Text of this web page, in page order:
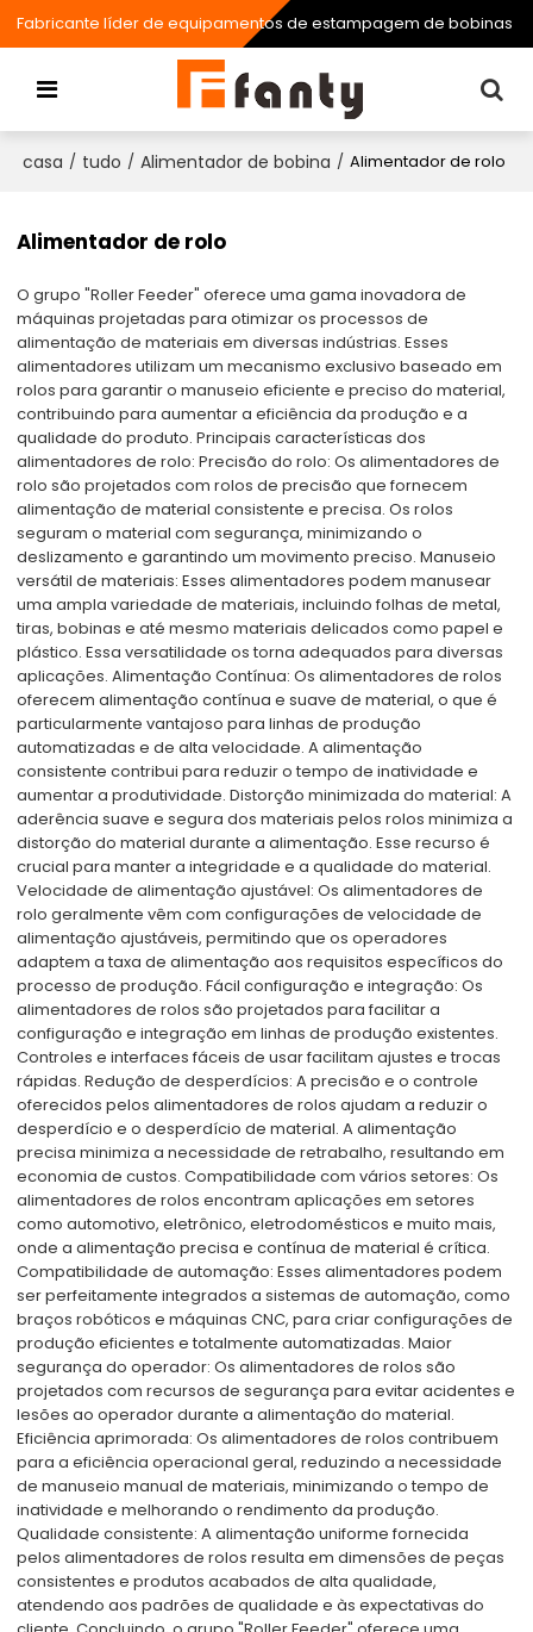
Fabricante líder de equipamentos de estampagem de bobinas
casa / tudo / Alimentador de bobina / Alimentador de rolo
Alimentador de rolo
O grupo "Roller Feeder" oferece uma gama inovadora de
máquinas projetadas para otimizar os processos de
alimentação de materiais em diversas indústrias. Esses
alimentadores utilizam um mecanismo exclusivo baseado em
rolos para garantir o manuseio eficiente e preciso do material,
contribuindo para aumentar a eficiência da produção e a
qualidade do produto. Principais características dos
alimentadores de rolo: Precisão do rolo: Os alimentadores de
rolo são projetados com rolos de precisão que fornecem
alimentação de material consistente e precisa. Os rolos
seguram o material com segurança, minimizando o
deslizamento e garantindo um movimento preciso. Manuseio
versátil de materiais: Esses alimentadores podem manusear
uma ampla variedade de materiais, incluindo folhas de metal,
tiras, bobinas e até mesmo materiais delicados como papel e
plástico. Essa versatilidade os torna adequados para diversas
aplicações. Alimentação Contínua: Os alimentadores de rolos
oferecem alimentação contínua e suave de material, o que é
particularmente vantajoso para linhas de produção
automatizadas e de alta velocidade. A alimentação
consistente contribui para reduzir o tempo de inatividade e
aumentar a produtividade. Distorção minimizada do material: A
aderência suave e segura dos materiais pelos rolos minimiza a
distorção do material durante a alimentação. Esse recurso é
crucial para manter a integridade e a qualidade do material.
Velocidade de alimentação ajustável: Os alimentadores de
rolo geralmente vêm com configurações de velocidade de
alimentação ajustáveis, permitindo que os operadores
adaptem a taxa de alimentação aos requisitos específicos do
processo de produção. Fácil configuração e integração: Os
alimentadores de rolos são projetados para facilitar a
configuração e integração em linhas de produção existentes.
Controles e interfaces fáceis de usar facilitam ajustes e trocas
rápidas. Redução de desperdícios: A precisão e o controle
oferecidos pelos alimentadores de rolos ajudam a reduzir o
desperdício e o desperdício de material. A alimentação
precisa minimiza a necessidade de retrabalho, resultando em
economia de custos. Compatibilidade com vários setores: Os
alimentadores de rolos encontram aplicações em setores
como automotivo, eletrônico, eletrodomésticos e muito mais,
onde a alimentação precisa e contínua de material é crítica.
Compatibilidade de automação: Esses alimentadores podem
ser perfeitamente integrados a sistemas de automação, como
braços robóticos e máquinas CNC, para criar configurações de
produção eficientes e totalmente automatizadas. Maior
segurança do operador: Os alimentadores de rolos são
projetados com recursos de segurança para evitar acidentes e
lesões ao operador durante a alimentação do material.
Eficiência aprimorada: Os alimentadores de rolos contribuem
para a eficiência operacional geral, reduzindo a necessidade
de manuseio manual de materiais, minimizando o tempo de
inatividade e melhorando o rendimento da produção.
Qualidade consistente: A alimentação uniforme fornecida
pelos alimentadores de rolos resulta em dimensões de peças
consistentes e produtos acabados de alta qualidade,
atendendo aos padrões de qualidade e às expectativas do